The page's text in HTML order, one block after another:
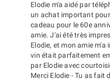
Elodie m'a aidé par
un achat important
cadeau pour le 60e
amie. J'ai été très
Elodie, et mon amie m'a
vin était parfaitement
par Elodie avec
Merci Elodie - Tu as fait